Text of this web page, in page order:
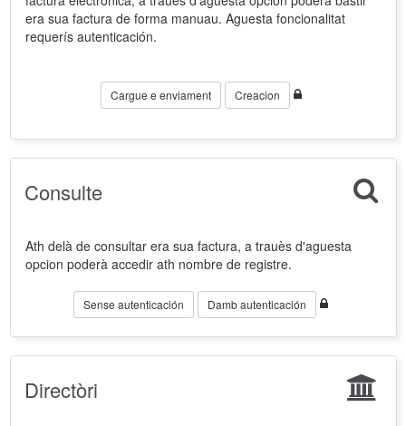
era sua factura de forma manuau. Aguesta foncionalitat
requerís autenticación.
Cargue e enviament Creacion
Consulte
Ath delà de consultar era sua factura, a trauès d'aguesta
opcion poderà accedir ath nombre de registre.
Sense autenticación Damb autenticación
Directòri